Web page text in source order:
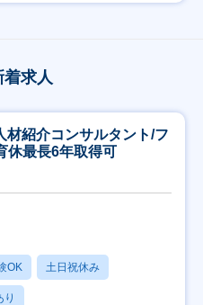
着求人
材紹介コンサルタント/フ
休最長6年取得可
OK 土日祝休み
り